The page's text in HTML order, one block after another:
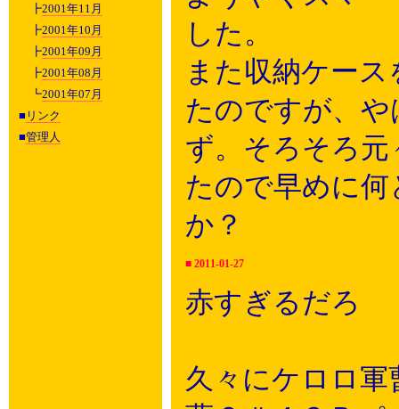
┣2001年11月
┣2001年10月
┣2001年09月
┣2001年08月
┗2001年07月
■ リンク
■管理人
した。
また収納ケー
たのですが、
ず。そろそろ
たので早めに
か？
■ 2011-01-27
赤すぎるだろ
久々にケロロ